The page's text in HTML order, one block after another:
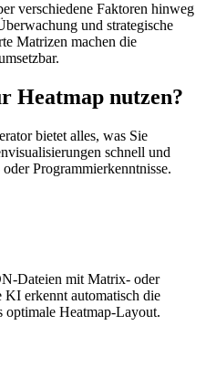
verschiedene Faktoren hinweg
und strategische
Matrizen machen die
Heatmap nutzen?
bietet alles, was Sie
schnell und
Programmierkenntnisse.
Dateien mit Matrix- oder
KI erkennt automatisch die
Heatmap-Layout.